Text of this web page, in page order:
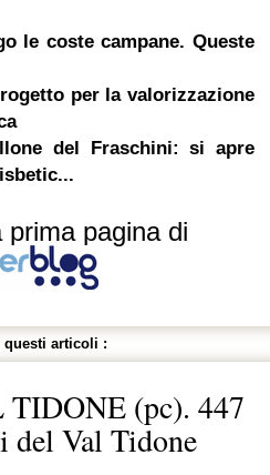
le coste campane. Queste
per la valorizzazione
del Fraschini: si apre
prima pagina di
questi articoli :
(pc). 447
del Val Tidone